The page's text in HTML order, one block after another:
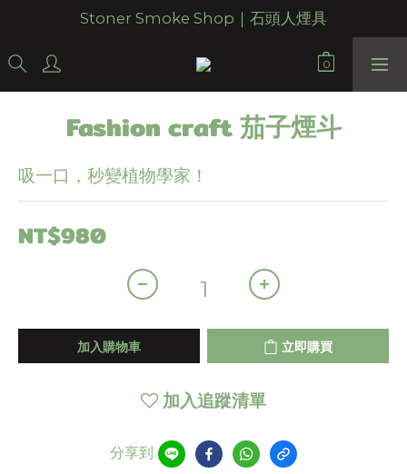
Stoner Smoke Shop｜石頭人煙具
Fashion craft 茄子煙斗
吸一口，秒變植物學家！
NT$980
加入購物車 立即購買
加入追蹤清單
分享到